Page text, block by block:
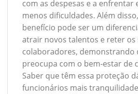
com as despesas e a enfrentar
menos dificuldades. Além
benefício pode ser um
atrair novos talentos e reter os
colaboradores, demonstrando
preocupa com o bem-estar de
Saber que têm essa proteção
funcionários mais